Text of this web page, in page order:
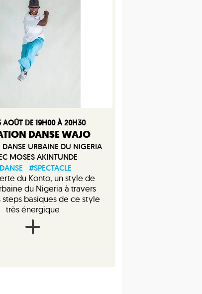
AOÛT DE 19H00 À 20H30
DANSE WAJO
DANSE URBAINE DU NIGERIA
MOSES AKINTUNDE
#SPECTACLE
du Konto, un style de
du Nigeria à travers
basiques de ce style
très énergique